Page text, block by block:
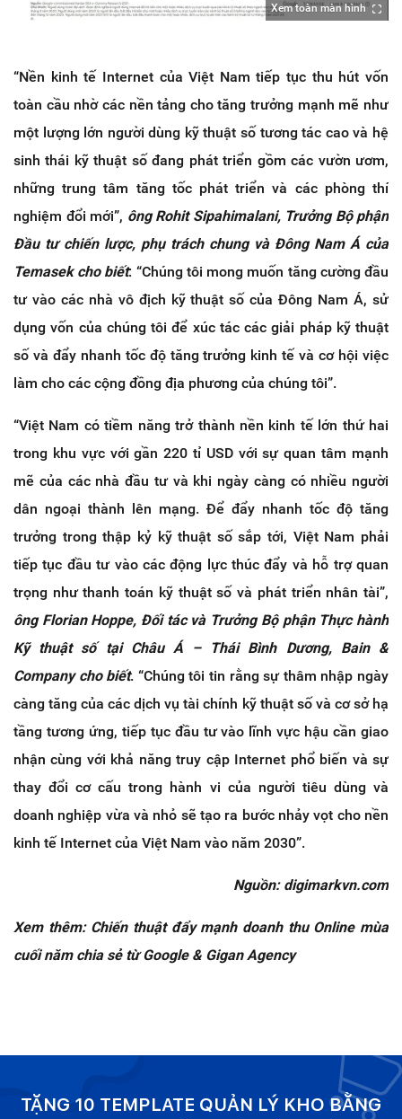
Xem toàn màn hình
“Nền kinh tế Internet của Việt Nam tiếp tục thu hút vốn
toàn cầu nhờ các nền tảng cho tăng trưởng mạnh mẽ như
một lượng lớn người dùng kỹ thuật số tương tác cao và hệ
sinh thái kỹ thuật số đang phát triển gồm các vườn ươm,
những trung tâm tăng tốc phát triển và các phòng thí
nghiệm đổi mới”, ông Rohit Sipahimalani, Trưởng Bộ phận
Đầu tư chiến lược, phụ trách chung và Đông Nam Á của
Temasek cho biết: “Chúng tôi mong muốn tăng cường đầu
tư vào các nhà vô địch kỹ thuật số của Đông Nam Á, sử
dụng vốn của chúng tôi để xúc tác các giải pháp kỹ thuật
số và đẩy nhanh tốc độ tăng trưởng kinh tế và cơ hội việc
làm cho các cộng đồng địa phương của chúng tôi”.
“Việt Nam có tiềm năng trở thành nền kinh tế lớn thứ hai
trong khu vực với gần 220 tỉ USD với sự quan tâm mạnh
mẽ của các nhà đầu tư và khi ngày càng có nhiều người
dân ngoại thành lên mạng. Để đẩy nhanh tốc độ tăng
trưởng trong thập kỷ kỹ thuật số sắp tới, Việt Nam phải
tiếp tục đầu tư vào các động lực thúc đẩy và hỗ trợ quan
trọng như thanh toán kỹ thuật số và phát triển nhân tài”,
ông Florian Hoppe, Đối tác và Trưởng Bộ phận Thực hành
Kỹ thuật số tại Châu Á – Thái Bình Dương, Bain &
Company cho biết. “Chúng tôi tin rằng sự thâm nhập ngày
càng tăng của các dịch vụ tài chính kỹ thuật số và cơ sở hạ
tầng tương ứng, tiếp tục đầu tư vào lĩnh vực hậu cần giao
nhận cùng với khả năng truy cập Internet phổ biến và sự
thay đổi cơ cấu trong hành vi của người tiêu dùng và
doanh nghiệp vừa và nhỏ sẽ tạo ra bước nhảy vọt cho nền
kinh tế Internet của Việt Nam vào năm 2030”.
Nguồn: digimarkvn.com
Xem thêm: Chiến thuật đẩy mạnh doanh thu Online mùa
cuối năm chia sẻ từ Google & Gigan Agency
TẶNG 10 TEMPLATE QUẢN LÝ KHO BẰNG